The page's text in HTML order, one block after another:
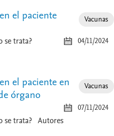
Vacunas
04/11/2024
el paciente
se trata?
Vacunas
07/11/2024
el paciente en
órgano
se trata? Autores